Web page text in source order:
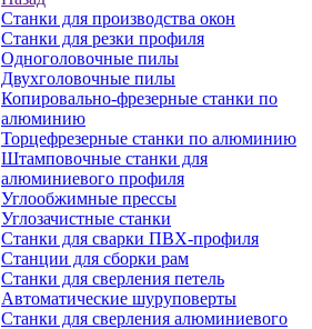
Станки для производства окон
Станки для резки профиля
Одноголовочные пилы
Двухголовочные пилы
Копировально-фрезерные станки по
алюминию
Торцефрезерные станки по алюминию
Штамповочные станки для
алюминиевого профиля
Углообжимные прессы
Углозачистные станки
Станки для сварки ПВХ-профиля
Станции для сборки рам
Станки для сверления петель
Автоматические шуруповерты
Станки для сверления алюминиевого